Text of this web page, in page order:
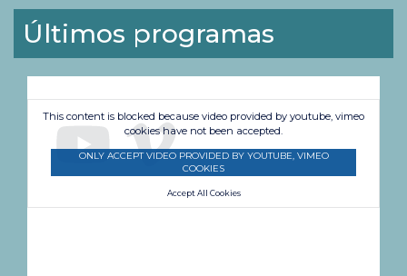
19:30
(Divulgativo, APTA)
gracias al libro de José Rafael Fernández.
20:30
Noticias OC 2Ed
(Información diaria, --)
21:00
Submarino amarillo
Últimos programas
This content is blocked because video provided by youtube, vimeo
cookies have not been accepted.
ONLY ACCEPT VIDEO PROVIDED BY YOUTUBE, VIMEO
COOKIES
Accept All Cookies